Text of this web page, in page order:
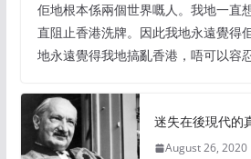
佢地根本係兩個世界嘅人。我地一直
直阻止香港洗牌。因此我地永遠覺得
地永遠覺得我地搞亂香港，唔可以容
迷失在後現代的
August 26, 2020